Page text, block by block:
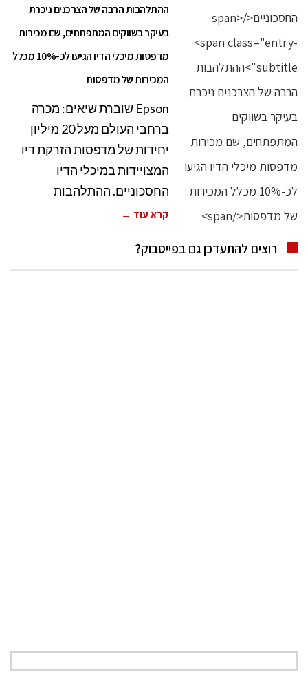
ההתלהבות הרבה של הצרכנים ניכרת
בעיקר בשווקים המתפתחים, שם מכירות
מדפסות מיכלי הדיו הגיעו לכ-10% מכלל
המכירות של מדפסות
Epson שוברת שיאים: מכרה
ברחבי העולם מעל 20 מיליון
יחידות של מדפסות הזרקת דיו
המצויידות במיכלי הדיו
החסכוניים. ההתלהבות
קרא עוד ←
רוצים להתעדכן גם בפייסבוק?